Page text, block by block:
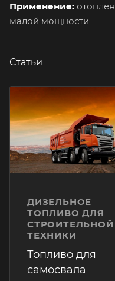
Применение:
малой мощности
Статьи
ДИЗЕЛЬНОЕ
ТОПЛИВО ДЛЯ
СТРОИТЕЛЬНОЙ
ТЕХНИКИ
Топливо для
самосвала